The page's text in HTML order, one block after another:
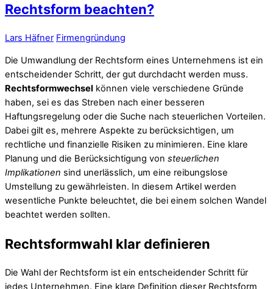
Rechtsform beachten?
Lars Häfner Firmengründung
Die Umwandlung der Rechtsform eines Unternehmens ist ein
entscheidender Schritt, der gut durchdacht werden muss.
Rechtsformwechsel können viele verschiedene Gründe
haben, sei es das Streben nach einer besseren
Haftungsregelung oder die Suche nach steuerlichen Vorteilen.
Dabei gilt es, mehrere Aspekte zu berücksichtigen, um
rechtliche und finanzielle Risiken zu minimieren. Eine klare
Planung und die Berücksichtigung von steuerlichen
Implikationen sind unerlässlich, um eine reibungslose
Umstellung zu gewährleisten. In diesem Artikel werden
wesentliche Punkte beleuchtet, die bei einem solchen Wandel
beachtet werden sollten.
Rechtsformwahl klar definieren
Die Wahl der Rechtsform ist ein entscheidender Schritt für
jedes Unternehmen. Eine klare Definition dieser Rechtsform